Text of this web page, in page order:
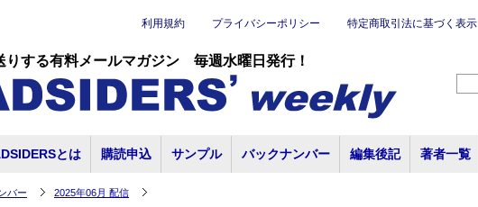
りする有料メールマガジン 毎週水曜日発行！
利用規約 プライバシーポリシー 特定商取引法に基づく表示
とは 購読申込 サンプル バックナンバー 編集後記 著者一覧
バー 2025年06月 配信